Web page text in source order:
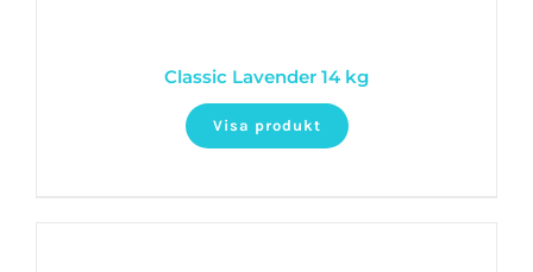
Classic Lavender 14 kg
Visa produkt